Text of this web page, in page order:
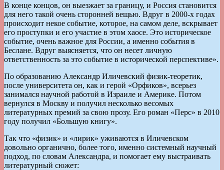
В конце концов, он выезжает за границу, и Россия становится
для него такой очень сторонней вещью. Вдруг в 2000-х годах
происходит некое событие, которое, на самом деле, вскрывает
его проступки и его участие в этом хаосе. Это историческое
событие, очень важное для России, а именно события в
Беслане. Вдруг выясняется, что он несет личную
ответственность за это событие в исторической перспективе».
По образованию Александр Иличевский физик-теоретик,
после университета он, как и герой «Орфиков», всерьез
занимался научной работой в Израиле и Америке. Потом
вернулся в Москву и получил несколько весомых
литературных премий за свою прозу. Его роман «Перс» в 2010
году получил «Большую книгу».
Так что «физик» и «лирик» уживаются в Иличевском
довольно органично, более того, именно системный научный
подход, по словам Александра, и помогает ему выстраивать
литературный сюжет: